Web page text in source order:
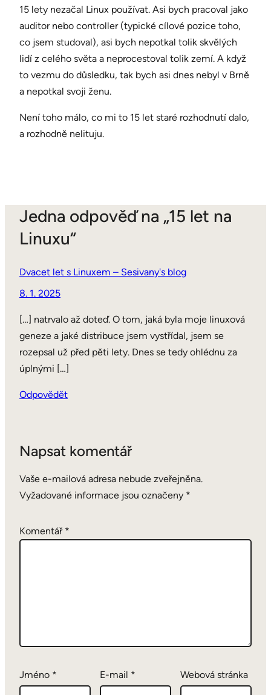
15 lety nezačal Linux používat. Asi bych pracoval jako
auditor nebo controller (typické cílové pozice toho,
co jsem studoval), asi bych nepotkal tolik skvělých
lidí z celého světa a neprocestoval tolik zemí. A když
to vezmu do důsledku, tak bych asi dnes nebyl v Brně
a nepotkal svoji ženu.
Není toho málo, co mi to 15 let staré rozhodnutí dalo,
a rozhodně nelituju.
Jedna odpověď na „15 let na
Linuxu“
Dvacet let s Linuxem – Sesivany's blog
8. 1. 2025
[…] natrvalo až doteď. O tom, jaká byla moje linuxová
geneze a jaké distribuce jsem vystřídal, jsem se
rozepsal už před pěti lety. Dnes se tedy ohlédnu za
úplnými […]
Odpovědět
Napsat komentář
Vaše e-mailová adresa nebude zveřejněna.
Vyžadované informace jsou označeny *
Komentář *
Jméno * E-mail * Webová stránka